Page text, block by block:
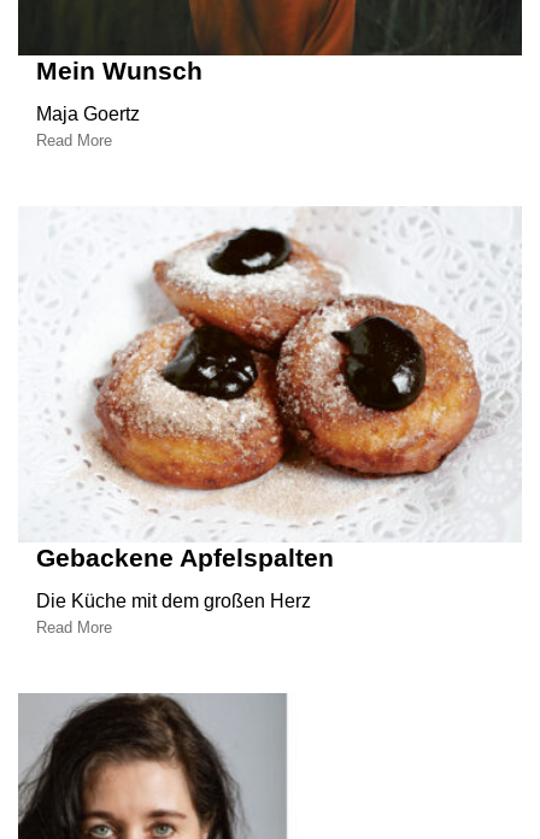
Mein Wunsch
Maja Goertz
Read More
Gebackene Apfelspalten
Die Küche mit dem großen Herz
Read More